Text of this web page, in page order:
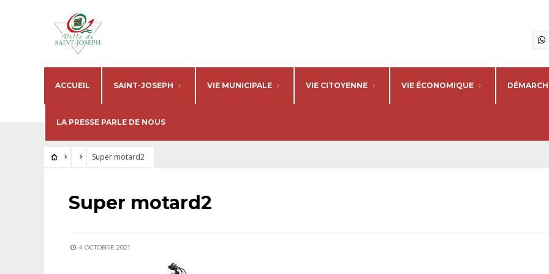
ACCUEIL SAINT-JOSEPH VIE MUNICIPALE VIE CITOYENNE VIE ÉCONOMIQUE
LA PRESSE PARLE DE NOUS
Super motard2
Super motard2
4 OCTOBRE 2021